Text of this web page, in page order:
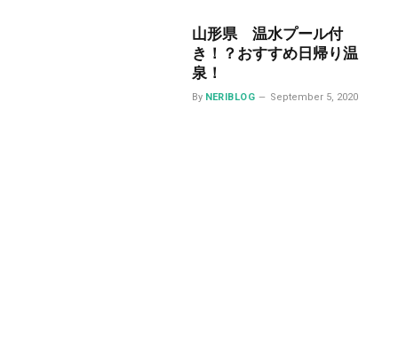
山形県 温水プール付
き！？おすすめ日帰り温
泉！
By NERIBLOG September 5, 2020